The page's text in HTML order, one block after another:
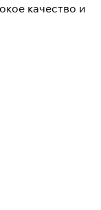
качество и